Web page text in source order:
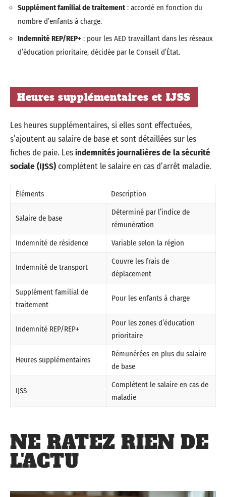
Supplément familial de traitement: accordé en fonction du
nombre d’enfants à charge.
Indemnité REP/REP+ : pour les AED travaillant dans les réseaux
d’éducation prioritaire, décidée par le Conseil d’État.
Heures supplémentaires et IJSS
Les heures supplémentaires, si elles sont effectuées,
s’ajoutent au salaire de base et sont détaillées sur les
fiches de paie. Lesindemnités journalières de la sécurité
sociale (IJSS)complètent le salaire en cas d’arrêt maladie.
Éléments Description
Salaire de base
Déterminé par l’indice de
rémunération
Indemnité de résidence
Variable selon la région
Indemnité de transport
Couvre les frais de
déplacement
Supplément familial de
traitement
Pour les enfants à charge
Indemnité REP/REP+
Pour les zones d’éducation
prioritaire
Heures supplémentaires
Rémunérées en plus du salaire
de base
IJSS
Complètent le salaire en cas de
maladie
NE RATEZ RIEN DE
L'ACTU